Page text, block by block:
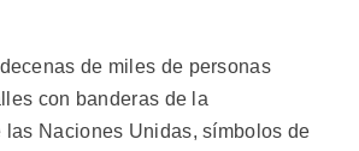
de miles de personas
con banderas de la
las Naciones Unidas, símbolos de